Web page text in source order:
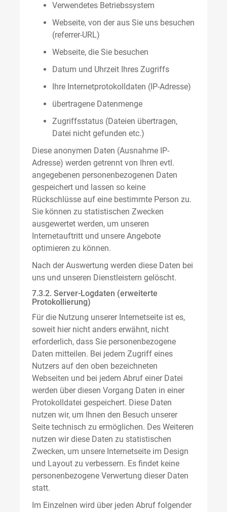
Verwendetes Betriebssystem
Webseite, von der aus Sie uns besuchen
(referrer-URL)
Webseite, die Sie besuchen
Datum und Uhrzeit Ihres Zugriffs
Ihre Internetprotokolldaten (IP-Adresse)
übertragene Datenmenge
Zugriffsstatus (Dateien übertragen,
Datei nicht gefunden etc.)
Diese anonymen Daten (Ausnahme IP-
Adresse) werden getrennt von Ihren evtl.
angegebenen personenbezogenen Daten
gespeichert und lassen so keine
Rückschlüsse auf eine bestimmte Person zu.
Sie können zu statistischen Zwecken
ausgewertet werden, um unseren
Internetauftritt und unsere Angebote
optimieren zu können.
Nach der Auswertung werden diese Daten bei
uns und unseren Dienstleistern gelöscht.
7.3.2. Server-Logdaten (erweiterte
Protokollierung)
Für die Nutzung unserer Internetseite ist es,
soweit hier nicht anders erwähnt, nicht
erforderlich, dass Sie personenbezogene
Daten mitteilen. Bei jedem Zugriff eines
Nutzers auf den oben bezeichneten
Webseiten und bei jedem Abruf einer Datei
werden über diesen Vorgang Daten in einer
Protokolldatei gespeichert. Diese Daten
nutzen wir, um Ihnen den Besuch unserer
Seite technisch zu ermöglichen. Des Weiteren
nutzen wir diese Daten zu statistischen
Zwecken, um unsere Internetseite im Design
und Layout zu verbessern. Es findet keine
personenbezogene Verwertung dieser Daten
statt.
Im Einzelnen wird über jeden Abruf folgender